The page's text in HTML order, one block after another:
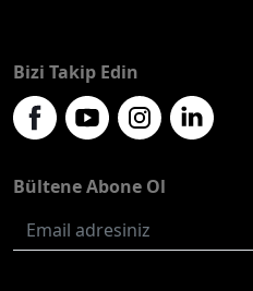
Bizi Takip Edin
Bültene Abone Ol